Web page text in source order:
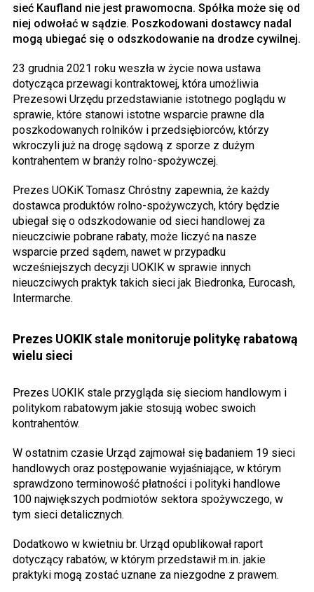
sieć Kaufland nie jest prawomocna. Spółka może się od
niej odwołać w sądzie. Poszkodowani dostawcy nadal
mogą ubiegać się o odszkodowanie na drodze cywilnej.
23 grudnia 2021 roku weszła w życie nowa ustawa
dotycząca przewagi kontraktowej, która umożliwia
Prezesowi Urzędu przedstawianie istotnego poglądu w
sprawie, które stanowi istotne wsparcie prawne dla
poszkodowanych rolników i przedsiębiorców, którzy
wkroczyli już na drogę sądową z sporze z dużym
kontrahentem w branży rolno-spożywczej.
Prezes UOKiK Tomasz Chróstny zapewnia, że każdy
dostawca produktów rolno-spożywczych, który będzie
ubiegał się o odszkodowanie od sieci handlowej za
nieuczciwie pobrane rabaty, może liczyć na nasze
wsparcie przed sądem, nawet w przypadku
wcześniejszych decyzji UOKIK w sprawie innych
nieuczciwych praktyk takich sieci jak Biedronka, Eurocash,
Intermarche.
Prezes UOKIK stale monitoruje politykę rabatową
wielu sieci
Prezes UOKIK stale przygląda się sieciom handlowym i
politykom rabatowym jakie stosują wobec swoich
kontrahentów.
W ostatnim czasie Urząd zajmował się badaniem 19 sieci
handlowych oraz postępowanie wyjaśniające, w którym
sprawdzono terminowość płatności i polityki handlowe
100 największych podmiotów sektora spożywczego, w
tym sieci detalicznych.
Dodatkowo w kwietniu br. Urząd opublikował raport
dotyczący rabatów, w którym przedstawił m.in. jakie
praktyki mogą zostać uznane za niezgodne z prawem.